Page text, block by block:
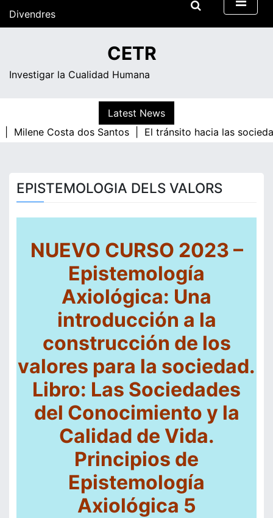
Divendres
CETR
Investigar la Cualidad Humana
Latest News
Milene Costa dos Santos | El tránsito hacia las
EPISTEMOLOGIA DELS VALORS
NUEVO CURSO 2023 –
Epistemología
Axiológica: Una
introducción a la
construcción de los
valores para la sociedad.
Libro: Las Sociedades
del Conocimiento y la
Calidad de Vida.
Principios de
Epistemología
Axiológica 5